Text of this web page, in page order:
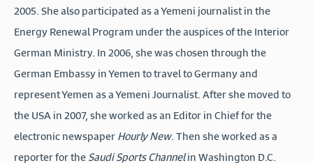
2005. She also participated as a Yemeni journalist in the
Energy Renewal Program under the auspices of the Interior
German Ministry. In 2006, she was chosen through the
German Embassy in Yemen to travel to Germany and
represent Yemen as a Yemeni Journalist. After she moved to
the USA in 2007, she worked as an Editor in Chief for the
electronic newspaperHourly New. Then she worked as a
reporter for theSaudi Sports Channelin Washington D.C.